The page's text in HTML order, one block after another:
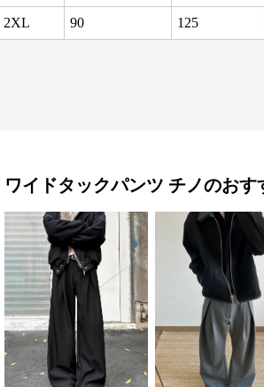
2XL 90 125
ワイドタックパンツ チノのおす